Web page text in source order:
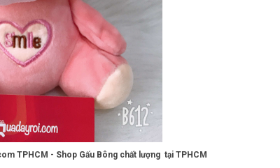
TPHCM - Shop Gấu Bông chất lượng tại TPHCM